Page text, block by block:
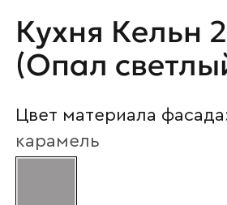
Кухня Кельн
(Опал
Цвет материала
карамель
Наименование
Ваш email